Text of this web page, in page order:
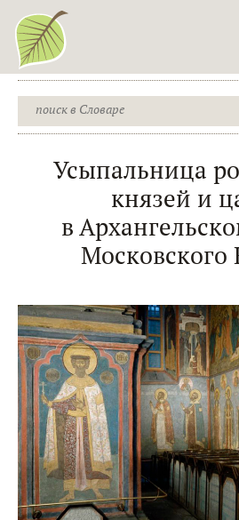
Усыпальница
князей и
в
Московского